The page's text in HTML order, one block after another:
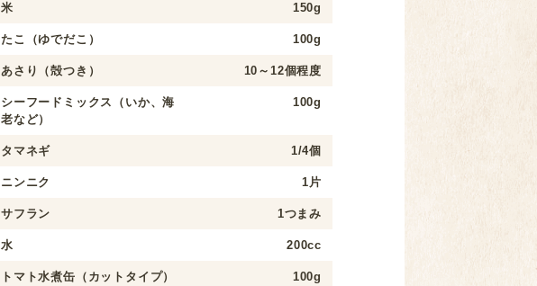
米 150g
たこ（ゆでだこ） 100g
あさり（殻つき） 10～12個程度
シーフードミックス（いか、海
老など）
100g
タマネギ 1/4個
ニンニク 1片
サフラン 1つまみ
水 200cc
トマト水煮缶（カットタイプ） 100g